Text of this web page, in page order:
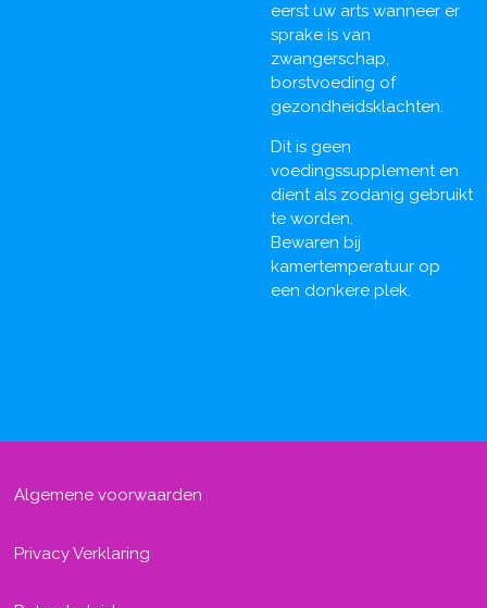
eerst uw arts wanneer er
sprake is van
zwangerschap,
borstvoeding of
gezondheidsklachten.
Dit is geen
voedingssupplement en
dient als zodanig gebruikt
te worden.
Bewaren bij
kamertemperatuur op
een donkere plek.
Algemene voorwaarden
Privacy Verklaring